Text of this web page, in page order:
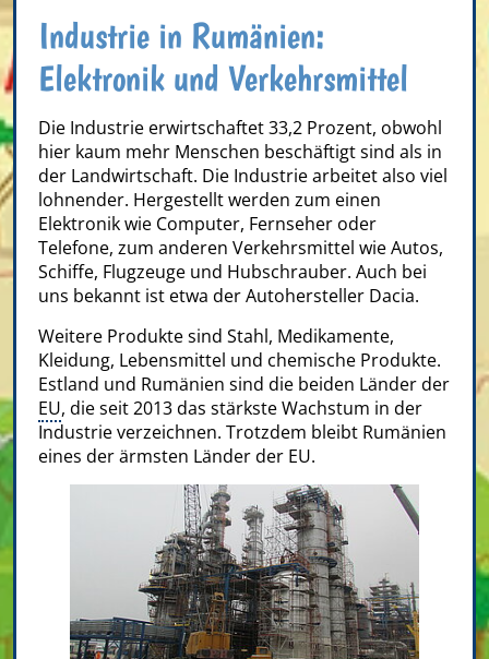
Industrie in Rumänien:
Elektronik und Verkehrsmittel
Die Industrie erwirtschaftet 33,2 Prozent, obwohl
hier kaum mehr Menschen beschäftigt sind als in
der Landwirtschaft. Die Industrie arbeitet also viel
lohnender. Hergestellt werden zum einen
Elektronik wie Computer, Fernseher oder
Telefone, zum anderen Verkehrsmittel wie Autos,
Schiffe, Flugzeuge und Hubschrauber. Auch bei
uns bekannt ist etwa der Autohersteller Dacia.
Weitere Produkte sind Stahl, Medikamente,
Kleidung, Lebensmittel und chemische Produkte.
Estland und Rumänien sind die beiden Länder der
EU, die seit 2013 das stärkste Wachstum in der
Industrie verzeichnen. Trotzdem bleibt Rumänien
eines der ärmsten Länder der EU.